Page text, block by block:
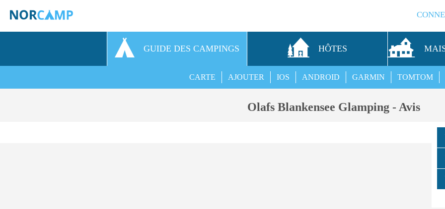
GUIDE DES CAMPINGS HÔTES
TOMTOM
GARMIN
ANDROID
IOS
AJOUTER
CARTE
Olafs Blankensee Glamping - Avis